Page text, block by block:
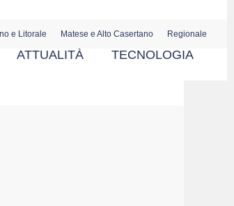
e Litorale Matese e Alto Casertano Regionale
ATTUALITÀ TECNOLOGIA